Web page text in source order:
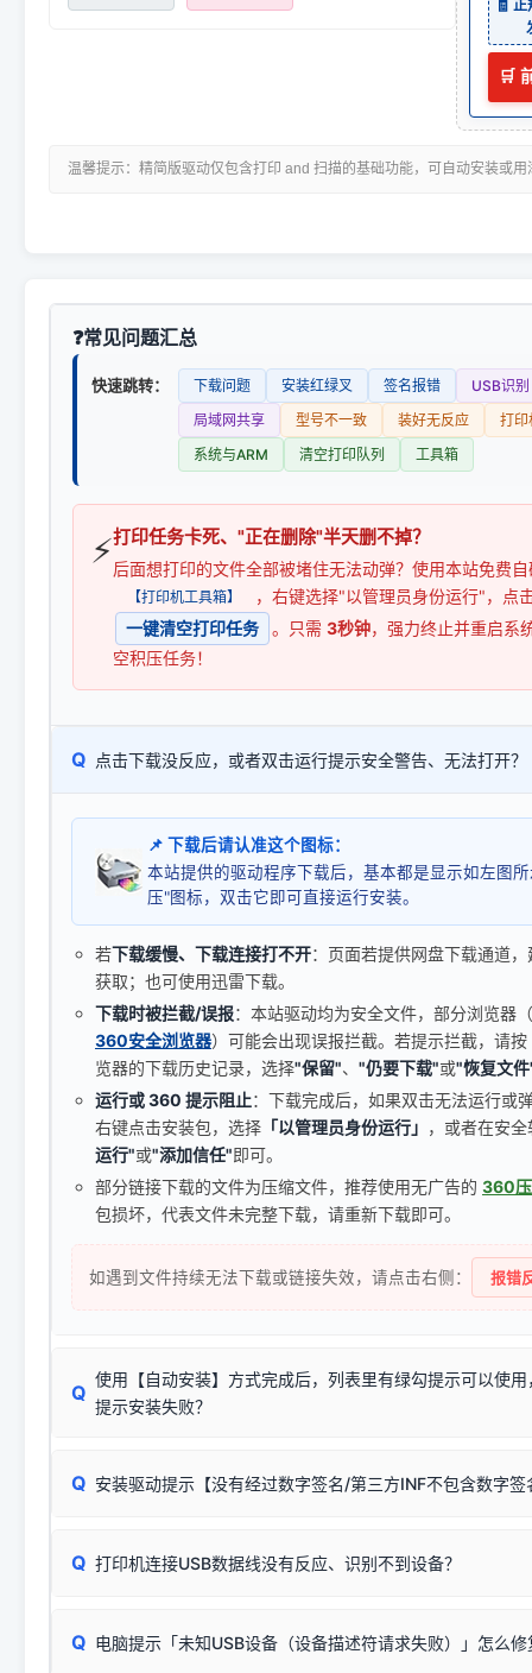
🧾
🛒
温馨提示：精简版驱动仅包含打印 and 扫描的基础功能，可自动安装或
常见问题汇总
快速跳转： 下载问题 安装红绿叉 签名报错
USB识别
局域网共享
型号不一致 装好无反应
打印
系统与ARM
清空打印队列 工具箱
⚡打印任务卡死、"正在删除"半天删不掉？
后面想打印的文件全部被堵住无法动弹？使用本站免费
【打印机工具箱】
，右键选择"以管理员身份运行"，点
一键清空打印任务
。只需 3秒钟，强力终止并重启系
空积压任务！
Q 点击下载没反应，或者双击运行提示安全警告、无法打开？
📌 下载后请认准这个图标：
本站提供的驱动程序下载后，基本都是显示如左图
压"图标，双击它即可直接运行安装。
若下载缓慢、下载连接打不开：页面若提供网盘下载通道
获取；也可使用迅雷下载。
下载时被拦截/误报：本站驱动均为安全文件，部分浏览器
360安全浏览器）可能会出现误报拦截。若提示拦截，请按
览器的下载历史记录，选择"保留"、 "仍要下载"或"恢复文
运行或 360 提示阻止：下载完成后，如果双击无法运行或
右键点击安装包，选择 「以管理员身份运行」 ，或者在安
运行"或"添加信任"即可。
部分链接下载的文件为压缩文件，推荐使用无广告的 360
包损坏，代表文件未完整下载，请重新下载即可。
如遇到文件持续无法下载或链接失效，请点击右侧： 报错
Q
使用【自动安装】方式完成后，列表里有绿勾提示可以使
提示安装失败？
由于本站驱动包集成了32位和64位驱动，自动安装程序在运
✔ 可以使用了
：代表与您当
（被自动跳过），并不影响正
Q 安装驱动提示【没有经过数字签名/第三方INF不包含数字
往往会弹出此类提示。
系统（如 Win10/Win11 最新版）已彻底不再识别老旧驱
致安装失败。请尝试以下方案：
Q 打印机连接USB数据线没有反应、识别不到设备？
首先确认打印机电源已开启，USB数据线两端已完全插紧；
Q 电脑提示「未知USB设备（设备描述符请求失败）」怎么修